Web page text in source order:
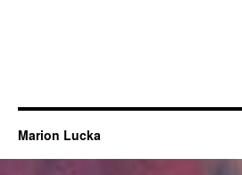
Marion Lucka